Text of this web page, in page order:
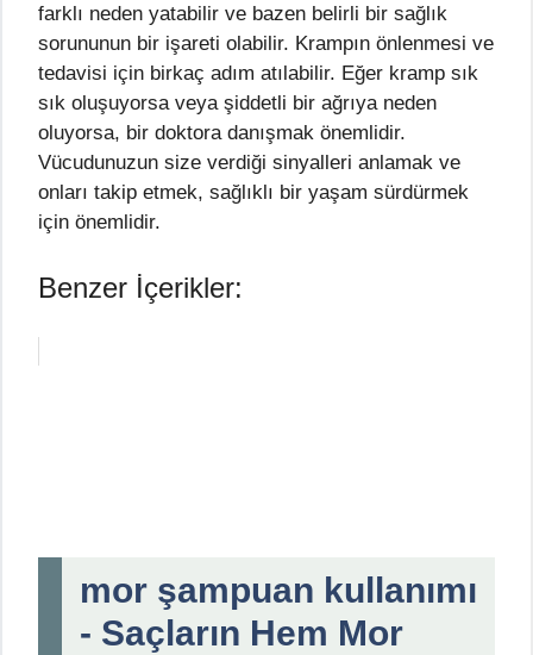
farklı neden yatabilir ve bazen belirli bir sağlık
sorununun bir işareti olabilir. Krampın önlenmesi ve
tedavisi için birkaç adım atılabilir. Eğer kramp sık
sık oluşuyorsa veya şiddetli bir ağrıya neden
oluyorsa, bir doktora danışmak önemlidir.
Vücudunuzun size verdiği sinyalleri anlamak ve
onları takip etmek, sağlıklı bir yaşam sürdürmek
için önemlidir.
Benzer İçerikler:
mor şampuan kullanımı
- Saçların Hem Mor